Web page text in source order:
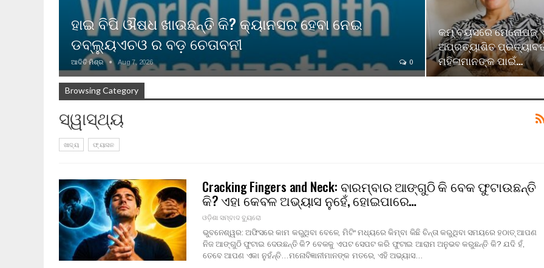
ହାଇ ବିପି ଔଷଧ ଖାଉଛନ୍ତି କି? କ୍ୟାନସର ହେବା ନେଇ
ଡବ୍ଲ୍ୟୁଏଚଓ ର ବଡ଼ ଚେତାବନୀ
ଆଦିତି ମିଶ୍ର Aug 7, 2026 0
କମ୍ ବୟସରେ ମେନୋପଜ୍
ଅପ୍ରତ୍ୟାଶିତ
ମହିଳାମାନଙ୍କ ପାଇଁ…
Browsing Category
ସ୍ୱାସ୍ଥ୍ୟ
ଖାଦ୍ୟ ଫ୍ୟାସନ
Cracking Fingers and Neck: ବାରମ୍ବାର ଆଙ୍ଗୁଠି କି ବେକ ଫୁଟାଉଛନ୍ତି
କି? ଏହା କେବଳ ଅଭ୍ୟାସ ନୁହେଁ, ହୋଇପାରେ…
ଓଡ଼ିଶା ସମ୍ବାଦ ବ୍ୟୁରୋ
ଭୁବନେଶ୍ୱର: ଅଫିସରେ କାମ କରୁଥିବା ବେଳେ, ମିଟିଂ ମଧ୍ୟରେ କିମ୍ବା କିଛି ଚିନ୍ତା କରୁଥିବା ସମୟରେ ହଠାତ୍ ଆପଣ
ନିଜ ଆଙ୍ଗୁଠି ଫୁଟାଇ ଦେଉଛନ୍ତି କି? ବେକକୁ ଏପଟ ସେପଟ କରି ଫୁଟାଇ ଆରାମ ଅନୁଭବ କରୁଛନ୍ତି କି? ଯଦି ହଁ,
ତେବେ ଆପଣ ଏକା ନୁହଁନ୍ତି…ମନୋବିଜ୍ଞାନୀମାନଙ୍କ ମତରେ, ଏହି ଅଭ୍ୟାସ…